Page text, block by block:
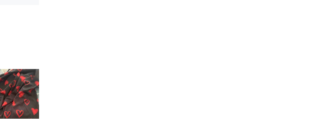
cm / 58 in, Caderas: 153 cm / 60 in, Color: Negro, Talla: 3XL